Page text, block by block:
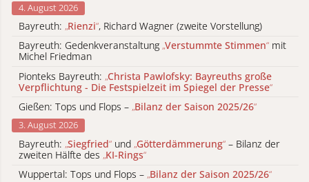
4. August 2026
Bayreuth: „Rienzi“, Richard Wagner (zweite Vorstellung)
Bayreuth: Gedenkveranstaltung „Verstummte Stimmen“ mit
Michel Friedman
Pionteks Bayreuth: „Christa Pawlofsky: Bayreuths große
Verpflichtung - Die Festspielzeit im Spiegel der Presse“
Gießen: Tops und Flops – „Bilanz der Saison 2025/26“
3. August 2026
Bayreuth: „Siegfried“ und „Götterdämmerung“ – Bilanz der
zweiten Hälfte des „KI-Rings“
Wuppertal: Tops und Flops – „Bilanz der Saison 2025/26“